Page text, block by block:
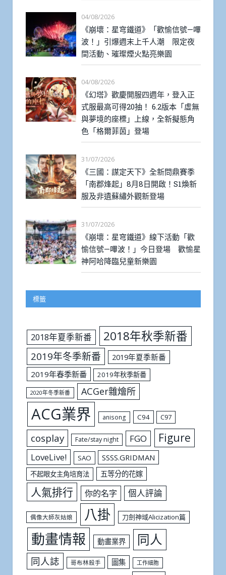
04/08/2026
《崩壞：星穹鐵道》「歡愉信號—嗶
波！」引爆週末上千人潮 限定夜
間活動、璀璨煙火點亮樂園
04/08/2026
《幻塔》歡慶開服四週年，登入正
式服最高可得20抽！ 6.2版本「虛無
與夢境的座標」上線，全新擬態角
色「格爾菲茵」登場
31/07/2026
《三國：謀定天下》全新問鼎賽季
「南郡烽起」8月8日開啟！S1煥新
服及非遺蘇繡外觀新登場
31/07/2026
《崩壞：星穹鐵道》線下活動「歡
愉信號—嗶波！」今日登場 歡愉星
神阿哈降臨兒童新樂園
標籤
2018年夏季新番 2018年秋季新番
2019年冬季新番
2019年夏季新番
2019年春季新番
2019年秋季新番
2020年冬季新番 ACGer雜燴所
ACG業界 anisong C94 C97
cosplay Fate/stay night FGO Figure
LoveLive! SAO SSSS.GRIDMAN
不起眼女主角培育法 五等分的花嫁
人氣排行 你的名字 個人評論
偶像大師灰姑娘 八掛 刀劍神域Alicization篇
動畫情報 動畫業界 同人
同人誌 哥布林殺手 圖集 工作細胞